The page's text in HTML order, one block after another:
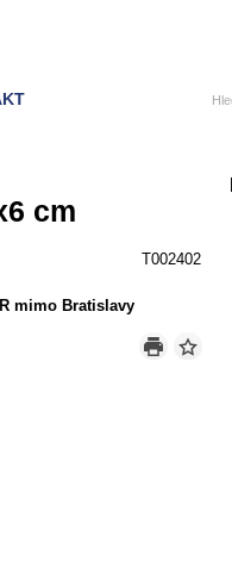
cm
T002402
mimo Bratislavy